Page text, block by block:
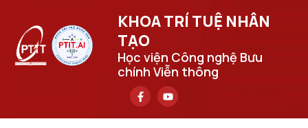
KHOA TRÍ TUỆ NHÂN
TẠO​
Học viện Công nghệ Bưu
chính Viễn thông